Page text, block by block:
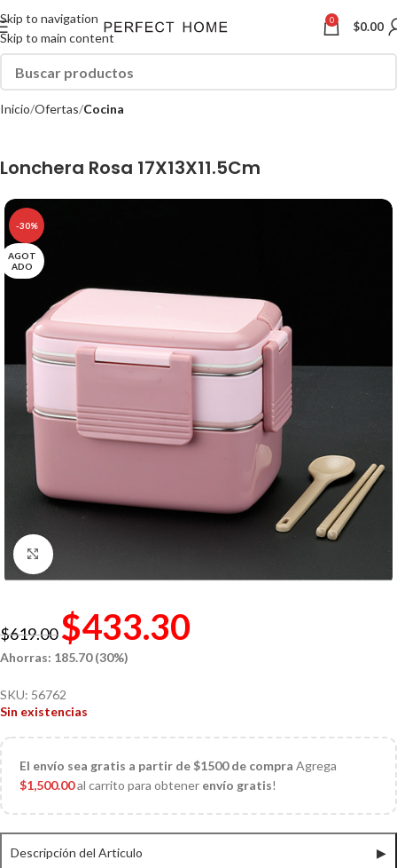
Skip to navigation
Skip to main content
0 $0.00
Inicio Ofertas Cocina
Lonchera Rosa 17X13X11.5Cm
-30%
AGOT
ADO
Click to enlarge
$619.00 $433.30
Ahorras: 185.70 (30%)
SKU: 56762
Sin existencias
El envío sea gratis a partir de $1500 de compra Agrega
$1,500.00al carrito para obtener envío gratis!
Descripción del Articulo ▶